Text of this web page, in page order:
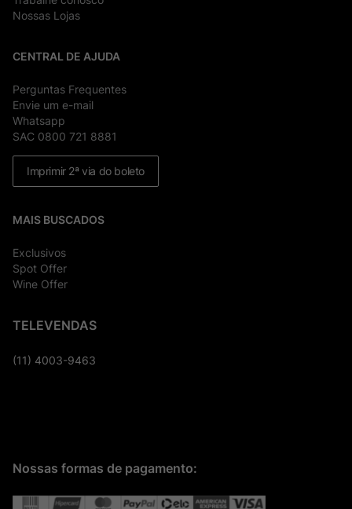
Nossas Lojas
CENTRAL DE AJUDA
Perguntas Frequentes
Envie um e-mail
Whatsapp
SAC 0800 721 8881
Imprimir 2ª via do boleto
MAIS BUSCADOS
Exclusivos
Spot Offer
Wine Offer
TELEVENDAS
(11) 4003-9463
Nossas formas de pagamento: